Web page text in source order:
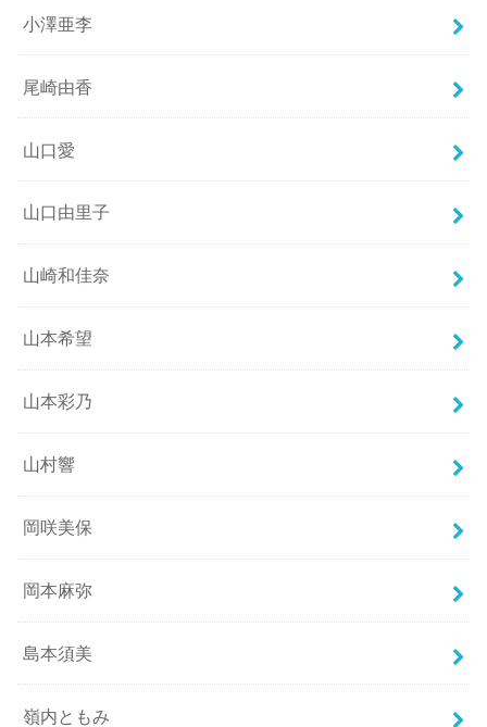
小澤亜李
尾崎由香
山口愛
山口由里子
山崎和佳奈
山本希望
山本彩乃
山村響
岡咲美保
岡本麻弥
島本須美
嶺内ともみ